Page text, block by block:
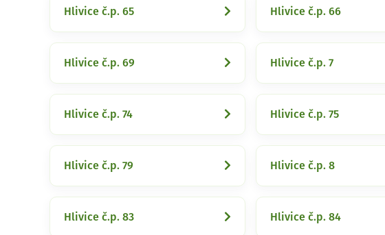
Hlivice č.p. 65 Hlivice č.p. 66
Hlivice č.p. 69 Hlivice č.p. 7
Hlivice č.p. 74 Hlivice č.p. 75
Hlivice č.p. 79 Hlivice č.p. 8
Hlivice č.p. 83 Hlivice č.p. 84